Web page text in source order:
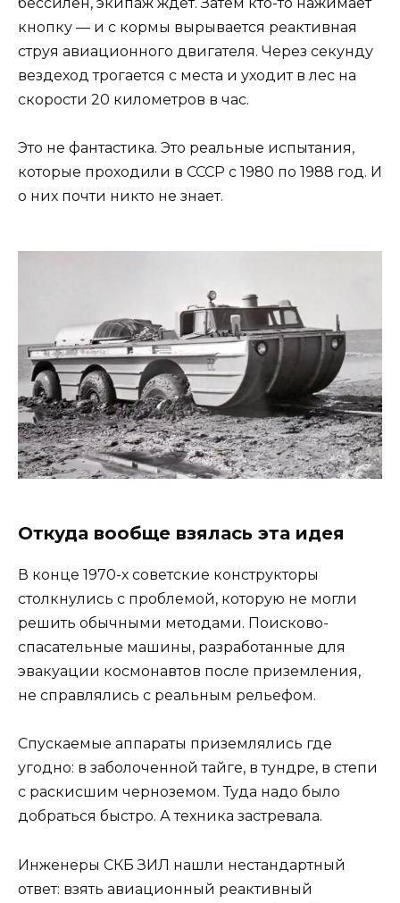
кнопку — и с кормы вырывается реактивная
струя авиационного двигателя. Через секунду
вездеход трогается с места и уходит в лес на
скорости 20 километров в час.
Это не фантастика. Это реальные испытания,
которые проходили в СССР с 1980 по 1988 год. И
о них почти никто не знает.
Откуда вообще взялась эта идея
В конце 1970-х советские конструкторы
столкнулись с проблемой, которую не могли
решить обычными методами. Поисково-
спасательные машины, разработанные для
эвакуации космонавтов после приземления,
не справлялись с реальным рельефом.
Спускаемые аппараты приземлялись где
угодно: в заболоченной тайге, в тундре, в степи
с раскисшим черноземом. Туда надо было
добраться быстро. А техника застревала.
Инженеры СКБ ЗИЛ нашли нестандартный
ответ: взять авиационный реактивный